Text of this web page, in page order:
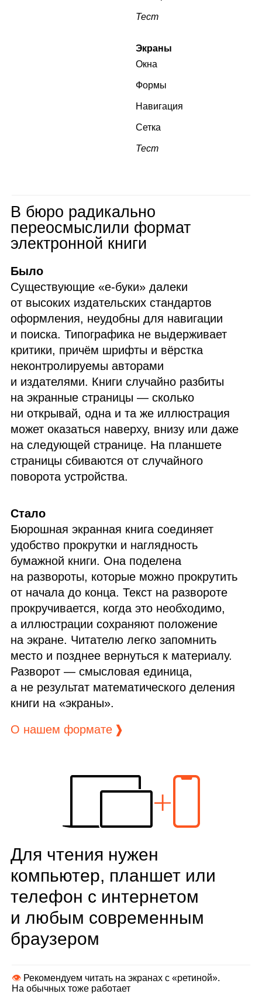
Тест
Экраны
Окна
Формы
Навигация
Сетка
Тест
В бюро радикально
переосмыслили формат
электронной книги
Было
Существующие «е‑буки» далеки
от высоких издательских стандартов
оформления, неудобны для навигации
и поиска. Типографика не выдерживает
критики, причём шрифты и вёрстка
неконтролируемы авторами
и издателями. Книги случайно разбиты
на экранные страницы — сколько
ни открывай, одна и та же иллюстрация
может оказаться наверху, внизу или даже
на следующей странице. На планшете
страницы сбиваются от случайного
поворота устройства.
Стало
Бюрошная экранная книга соединяет
удобство прокрутки и наглядность
бумажной книги. Она поделена
на развороты, которые можно прокрутить
от начала до конца. Текст на развороте
прокручивается, когда это необходимо,
а иллюстрации сохраняют положение
на экране. Читателю легко запомнить
место и позднее вернуться к материалу.
Разворот — смысловая единица,
а не результат математического деления
книги на «экраны».
О нашем формате ❱
Для чтения нужен
компьютер, планшет или
телефон с интернетом
и любым современным
браузером
👁 Рекомендуем читать на экранах с «ретиной».
На обычных тоже работает